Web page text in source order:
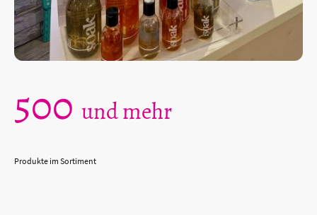
500 und mehr
Produkte im Sortiment